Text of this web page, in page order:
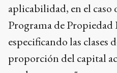
aplicabilidad, en el caso
Programa de Propiedad
especificando las clases
proporción del capital